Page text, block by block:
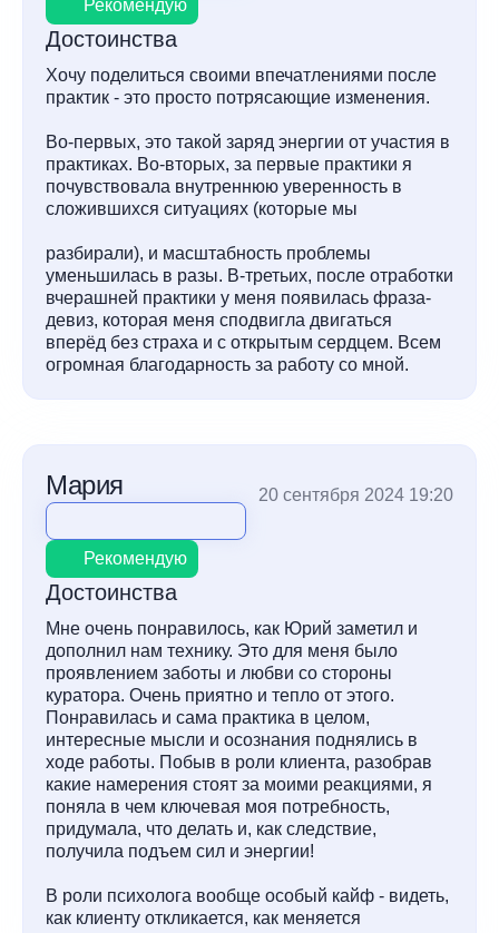
Рекомендую
Достоинства
Хочу поделиться своими впечатлениями после
практик - это просто потрясающие изменения.
Во-первых, это такой заряд энергии от участия в
практиках. Во-вторых, за первые практики я
почувствовала внутреннюю уверенность в
сложившихся ситуациях (которые мы
разбирали), и масштабность проблемы
уменьшилась в разы. В-третьих, после отработки
вчерашней практики у меня появилась фраза-
девиз, которая меня сподвигла двигаться
вперёд без страха и с открытым сердцем. Всем
огромная благодарность за работу со мной.
Мария 20 сентября 2024 19:20
Рекомендую
Достоинства
Мне очень понравилось, как Юрий заметил и
дополнил нам технику. Это для меня было
проявлением заботы и любви со стороны
куратора. Очень приятно и тепло от этого.
Понравилась и сама практика в целом,
интересные мысли и осознания поднялись в
ходе работы. Побыв в роли клиента, разобрав
какие намерения стоят за моими реакциями, я
поняла в чем ключевая моя потребность,
придумала, что делать и, как следствие,
получила подъем сил и энергии!
В роли психолога вообще особый кайф - видеть,
как клиенту откликается, как меняется